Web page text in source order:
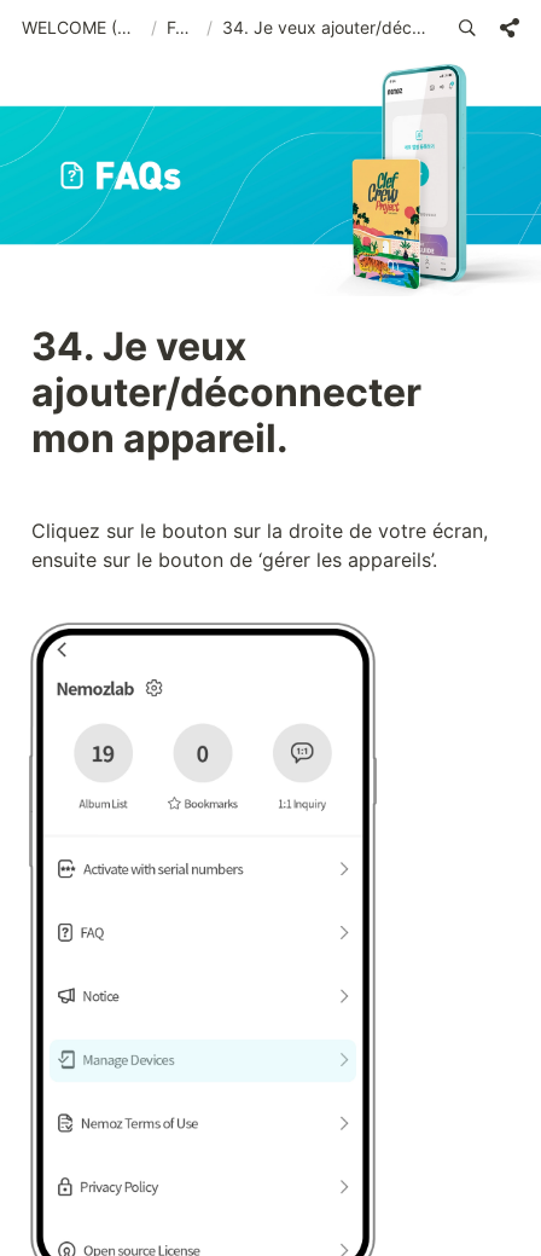
WELCOME (FRA)_old / FAQs / 34. Je veux ajouter/déconnecter mon appareil.
34. Je veux
ajouter/déconnecter
mon appareil.
Cliquez sur le bouton sur la droite de votre écran,
ensuite sur le bouton de ‘gérer les appareils’.